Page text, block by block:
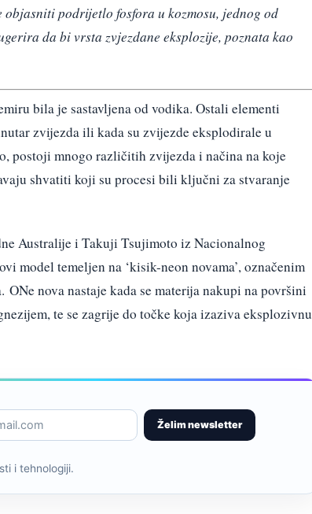
podrijetlo fosfora u kozmosu, jednog od
da bi vrsta zvjezdane eksplozije, poznata kao
bila je sastavljena od vodika. Ostali elementi
zvijezda ili kada su zvijezde eksplodirale u
postoji mnogo različitih zvijezda i načina na koje
shvatiti koji su procesi bili ključni za stvaranje
Australije i Takuji Tsujimoto iz Nacionalnog
model temeljen na ‘kisik-neon novama’, označenim
nova nastaje kada se materija nakupi na površini
te se zagrije do točke koja izaziva eksplozivnu
Želim newsletter
i tehnologiji.